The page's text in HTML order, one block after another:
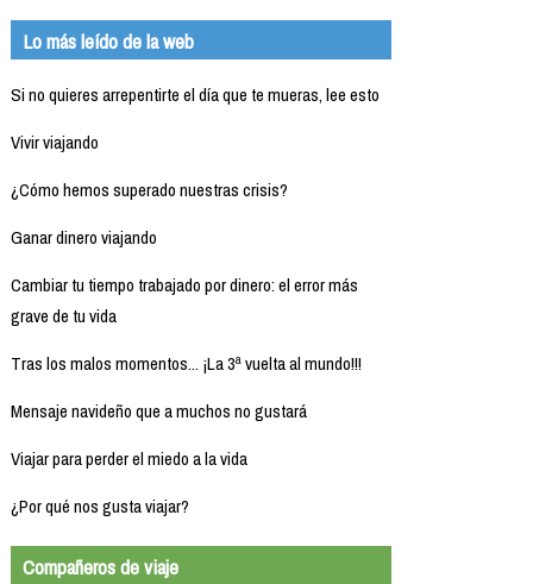
Lo más leído de la web
Si no quieres arrepentirte el día que te mueras, lee esto
Vivir viajando
¿Cómo hemos superado nuestras crisis?
Ganar dinero viajando
Cambiar tu tiempo trabajado por dinero: el error más
grave de tu vida
Tras los malos momentos... ¡La 3ª vuelta al mundo!!!
Mensaje navideño que a muchos no gustará
Viajar para perder el miedo a la vida
¿Por qué nos gusta viajar?
Compañeros de viaje